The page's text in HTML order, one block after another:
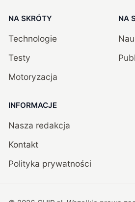
NA SKRÓTY
Technologie
Testy
Motoryzacja
NA
INFORMACJE
Nasza redakcja
Kontakt
Polityka prywatności